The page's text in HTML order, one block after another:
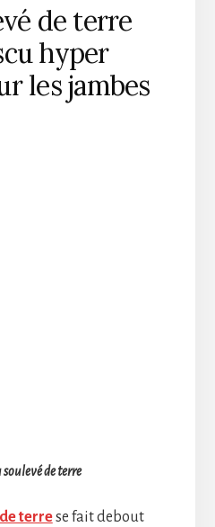
de terre
hyper
les jambes
de terre
de terrese fait debout